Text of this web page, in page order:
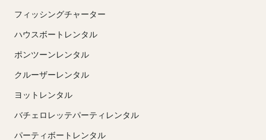
フィッシングチャーター
ハウスボートレンタル
ポンツーンレンタル
クルーザーレンタル
ヨットレンタル
バチェロレッテパーティレンタル
パーティボートレンタル